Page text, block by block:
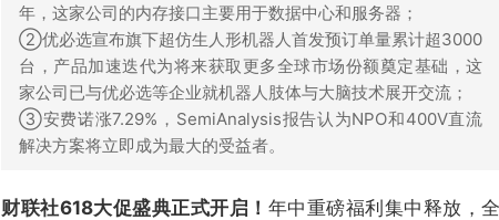
年，这家公司的内存接口主要用于数据中心和服务器；
②优必选宣布旗下超仿生人形机器人首发预订单量累计超3000
台，产品加速迭代为将来获取更多全球市场份额奠定基础，这
家公司已与优必选等企业就机器人肢体与大脑技术展开交流；
③安费诺涨7.29%，SemiAnalysis报告认为NPO和400V直流
解决方案将立即成为最大的受益者。
财联社618大促盛典正式开启！ 年中重磅福利集中释放，全